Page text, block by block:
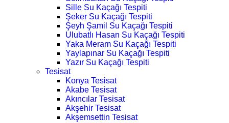
Sille Su Kaçağı Tespiti
Şeker Su Kaçağı Tespiti
Şeyh Şamil Su Kaçağı Tespiti
Ulubatlı Hasan Su Kaçağı Tespiti
Yaka Meram Su Kaçağı Tespiti
Yaylapınar Su Kaçağı Tespiti
Yazır Su Kaçağı Tespiti
Tesisat
Konya Tesisat
Akabe Tesisat
Akıncılar Tesisat
Akşehir Tesisat
Akşemsettin Tesisat